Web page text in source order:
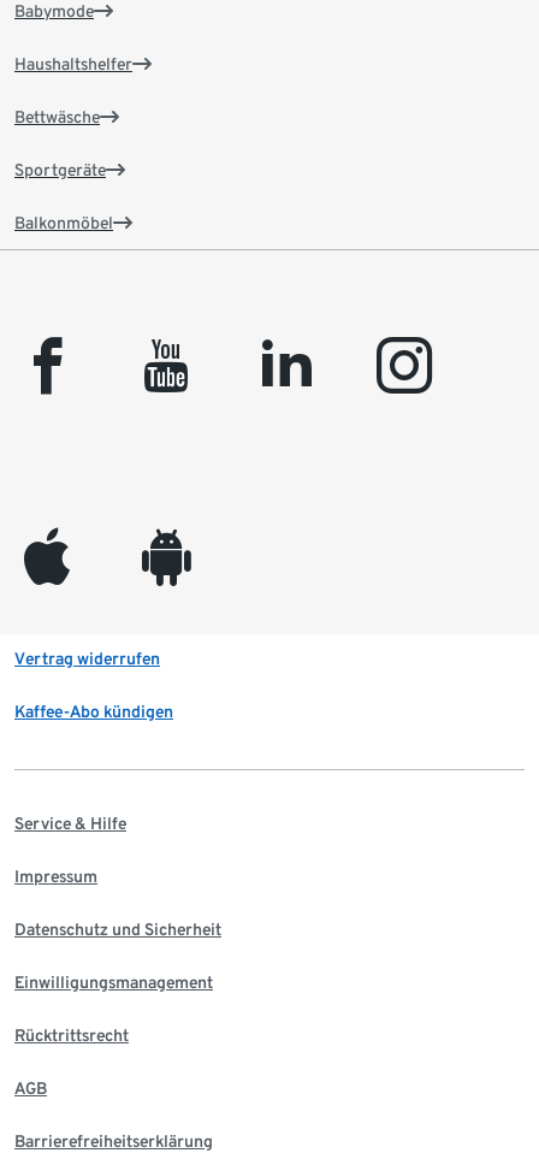
Babymode
Haushaltshelfer
Bettwäsche
Sportgeräte
Balkonmöbel
facebook youtube linkedin instagram
appleinc android
Vertrag widerrufen
Kaffee-Abo kündigen
Service & Hilfe
Impressum
Datenschutz und Sicherheit
Einwilligungsmanagement
Rücktrittsrecht
AGB
Barrierefreiheitserklärung